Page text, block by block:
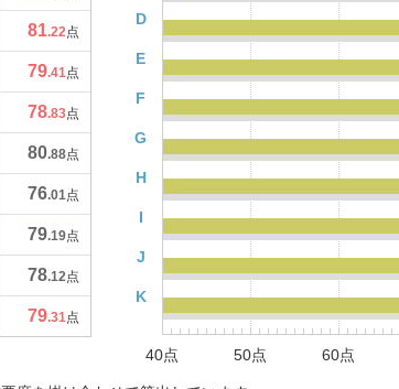
81.22点
79.41点
78.83点
80.88点
76.01点
79.19点
78.12点
79.31点
D
E
F
G
H
I
J
K
40点 50点 60点